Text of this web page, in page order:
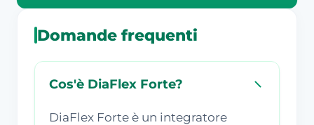
Domande frequenti
Cos'è DiaFlex Forte?
DiaFlex Forte è un integratore